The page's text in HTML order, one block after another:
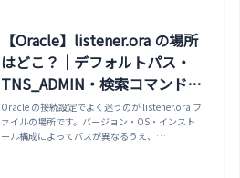
グ、nocatalogで十分なケースとカタログが必要
なケースの判断基準まで網羅。
【Oracle】listener.ora の場所
はどこ？｜デフォルトパス・
TNS_ADMIN・検索コマンド完
全ガイド
Oracle の接続設定でよく迷うのが listener.ora フ
ァイルの場所です。バージョン・OS・インスト
ール構成によってパスが異なるうえ、